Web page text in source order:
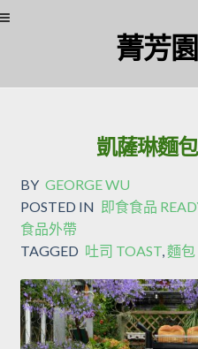
菁芳
凱薩琳麵
BY GEORGE WU
POSTED IN 即食食品
食品外帶
TAGGED 吐司 TOAST,麵包